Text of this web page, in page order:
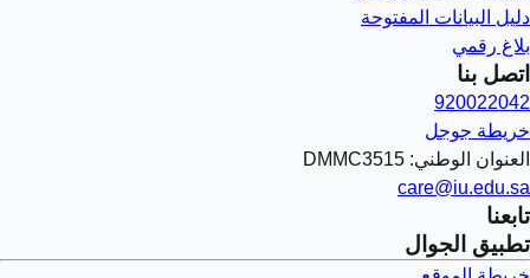
دليل البيانات المفتوحة
بلاغ رقمي
اتصل بنا
920022042
خريطة جوجل
العنوان الوطني: DMMC3515
care@iu.edu.sa
تابعنا
تطبيق الجوال